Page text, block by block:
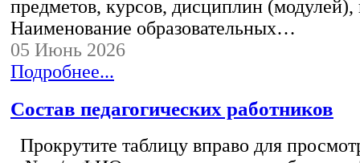
предметов, курсов, дисциплин (модулей),
Наименование образовательных…
05 Июнь 2026
Подробнее...
Состав педагогических работников
Прокрутите таблицу вправо для